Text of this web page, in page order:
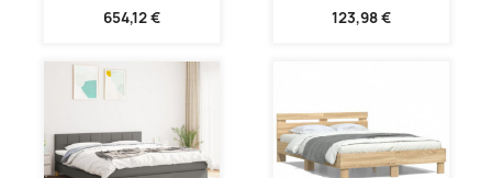
654,12 € 123,98 €